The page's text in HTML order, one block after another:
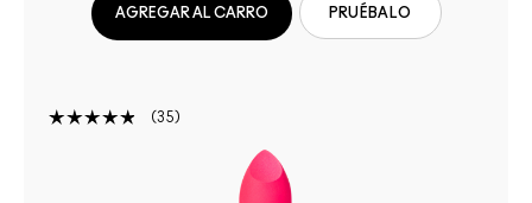
AGREGAR AL CARRO PRUÉBALO
35